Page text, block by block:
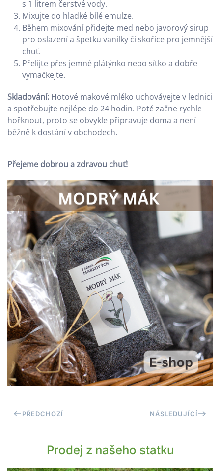
s 1 litrem čerstvé vody.
Mixujte do hladké bílé emulze.
Během mixování přidejte med nebo javorový sirup
pro oslazení a špetku vanilky či skořice pro jemnější
chuť.
Přelijte přes jemné plátýnko nebo sítko a dobře
vymačkejte.
Skladování: Hotové makové mléko uchovávejte v lednici
a spotřebujte nejlépe do 24 hodin. Poté začne rychle
hořknout, proto se obvykle připravuje doma a není
běžně k dostání v obchodech.
Přejeme dobrou a zdravou chuť!
PŘEDCHOZÍ NÁSLEDUJÍCÍ
Prodej z našeho statku